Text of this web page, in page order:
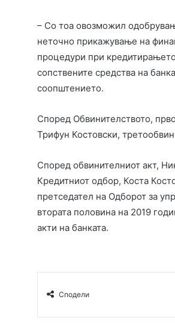
– Со тоа овозможил
неточно прикажување на
процедури при
сопствените средства на
соопштението.
Според Обвинителството,
Трифун Костовски,
Според обвинителниот акт,
Кредитниот одбор, Коста
претседател на Одборот за
втората половина на 2019
акти на банката.
Сподели